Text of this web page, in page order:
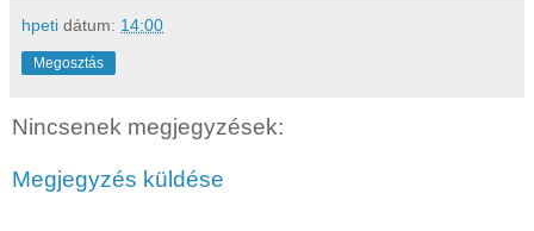
hpeti dátum: 14:00
Megosztás
Nincsenek megjegyzések:
Megjegyzés küldése